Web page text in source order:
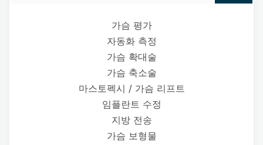
가슴 평가
자동화 측정
가슴 확대술
가슴 축소술
마스토펙시 / 가슴 리프트
임플란트 수정
지방 전송
가슴 보형물